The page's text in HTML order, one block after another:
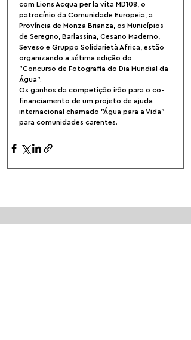
com Lions Acqua per la vita MD108, o
patrocínio da Comunidade Europeia, a
Província de Monza Brianza, os Municípios
de Seregno, Barlassina, Cesano Maderno,
Seveso e Gruppo Solidarietà Africa, estão
organizando a sétima edição do
"Concurso de Fotografia do Dia Mundial da
Água".
Os ganhos da competição irão para o co-
financiamento de um projeto de ajuda
internacional chamado "Água para a Vida"
para comunidades carentes.